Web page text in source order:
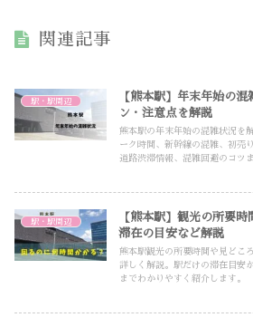
関連記事
駅・駅周辺
【熊本駅】年末年始の
ン・注意点を解説
熊本駅の年末年始の混雑状況を
ーク時間、新幹線の混雑、初売
道路渋滞情報、混雑回避のコツ
駅・駅周辺
【熊本駅】観光の所要
滞在の目安など解説
熊本駅観光の所要時間や見どこ
詳しく解説。駅だけの滞在目安
までわかりやすく紹介します。